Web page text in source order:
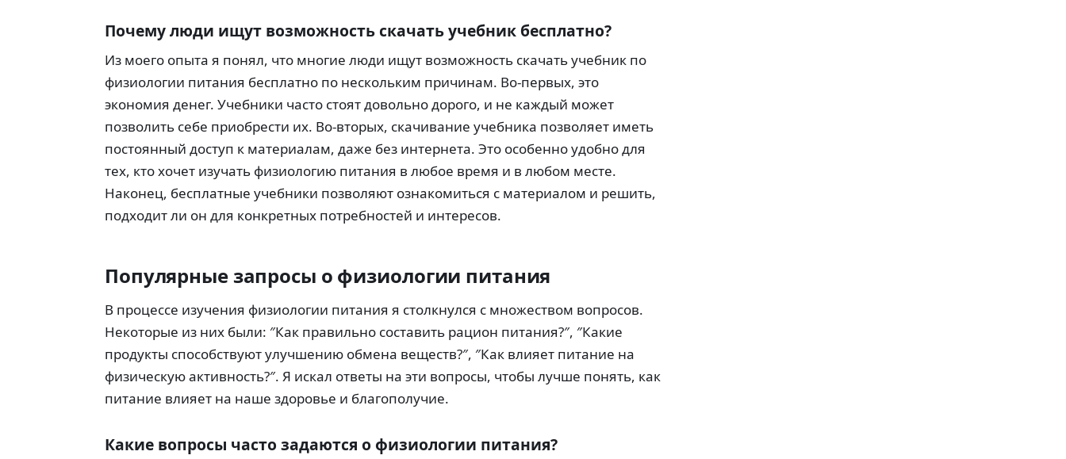
Почему люди ищут возможность скачать учебник бесплатно?
Из моего опыта я понял, что многие люди ищут возможность скачать учебник по
физиологии питания бесплатно по нескольким причинам. Во-первых, это
экономия денег. Учебники часто стоят довольно дорого, и не каждый может
позволить себе приобрести их. Во-вторых, скачивание учебника позволяет иметь
постоянный доступ к материалам, даже без интернета. Это особенно удобно для
тех, кто хочет изучать физиологию питания в любое время и в любом месте.
Наконец, бесплатные учебники позволяют ознакомиться с материалом и решить,
подходит ли он для конкретных потребностей и интересов.
Популярные запросы о физиологии питания
В процессе изучения физиологии питания я столкнулся с множеством вопросов.
Некоторые из них были: ″Как правильно составить рацион питания?″, ″Какие
продукты способствуют улучшению обмена веществ?″, ″Как влияет питание на
физическую активность?″. Я искал ответы на эти вопросы, чтобы лучше понять, как
питание влияет на наше здоровье и благополучие.
Какие вопросы часто задаются о физиологии питания?